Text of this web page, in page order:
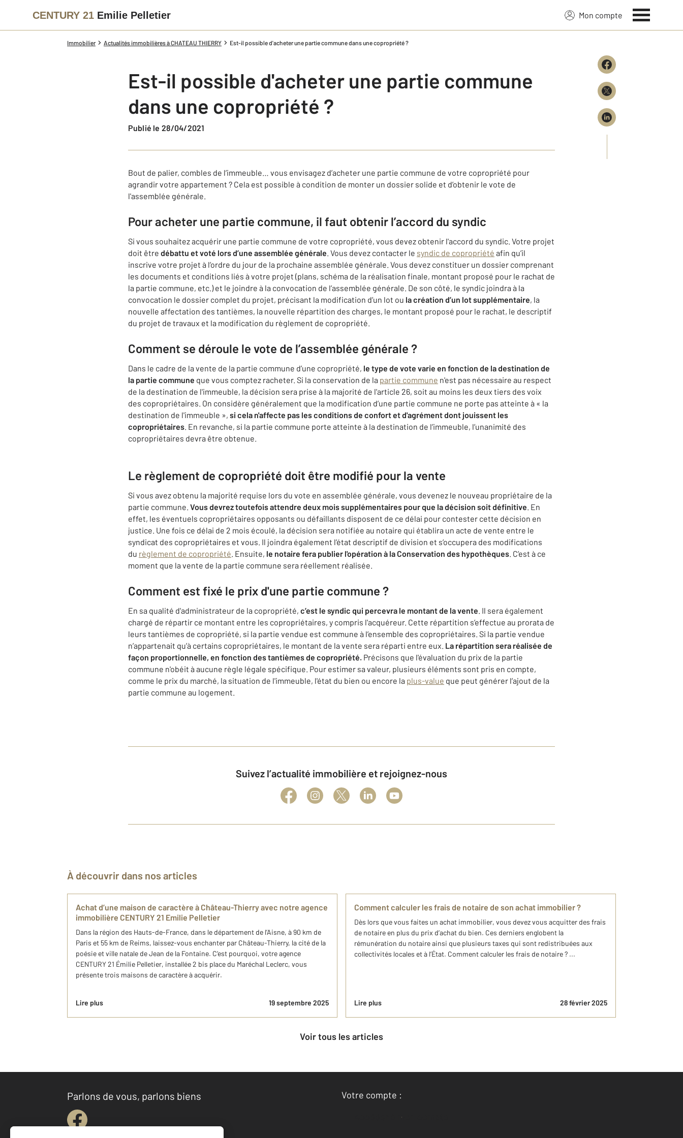
CENTURY 21 Emilie Pelletier Mon compte
Immobilier Actualités immobilières à CHATEAU THIERRY Est-il possible d'acheter une partie commune dans une copropriété ?
Est-il possible d'acheter une partie commune
dans une copropriété ?
Publié le 28/04/2021
Bout de palier, combles de l’immeuble… vous envisagez d’acheter une partie commune de votre copropriété pour
agrandir votre appartement ? Cela est possible à condition de monter un dossier solide et d’obtenir le vote de
l'assemblée générale.
Pour acheter une partie commune, il faut obtenir l’accord du syndic
Si vous souhaitez acquérir une partie commune de votre copropriété, vous devez obtenir l'accord du syndic. Votre projet
doit être débattu et voté lors d’une assemblée générale. Vous devez contacter le syndic de copropriété afin qu’il
inscrive votre projet à l’ordre du jour de la prochaine assemblée générale. Vous devez constituer un dossier comprenant
les documents et conditions liés à votre projet (plans, schéma de la réalisation finale, montant proposé pour le rachat de
la partie commune, etc.) et le joindre à la convocation de l’assemblée générale. De son côté, le syndic joindra à la
convocation le dossier complet du projet, précisant la modification d’un lot ou la création d’un lot supplémentaire, la
nouvelle affectation des tantièmes, la nouvelle répartition des charges, le montant proposé pour le rachat, le descriptif
du projet de travaux et la modification du règlement de copropriété.
Comment se déroule le vote de l’assemblée générale ?
Dans le cadre de la vente de la partie commune d’une copropriété, le type de vote varie en fonction de la destination de
la partie commune que vous comptez racheter. Si la conservation de la partie commune n'est pas nécessaire au respect
de la destination de l'immeuble, la décision sera prise à la majorité de l'article 26, soit au moins les deux tiers des voix
des copropriétaires. On considère généralement que la modification d’une partie commune ne porte pas atteinte à « la
destination de l'immeuble », si cela n'affecte pas les conditions de confort et d'agrément dont jouissent les
copropriétaires. En revanche, si la partie commune porte atteinte à la destination de l’immeuble, l’unanimité des
copropriétaires devra être obtenue.
Le règlement de copropriété doit être modifié pour la vente
Si vous avez obtenu la majorité requise lors du vote en assemblée générale, vous devenez le nouveau propriétaire de la
partie commune. Vous devrez toutefois attendre deux mois supplémentaires pour que la décision soit définitive. En
effet, les éventuels copropriétaires opposants ou défaillants disposent de ce délai pour contester cette décision en
justice. Une fois ce délai de 2 mois écoulé, la décision sera notifiée au notaire qui établira un acte de vente entre le
syndicat des copropriétaires et vous. Il joindra également l’état descriptif de division et s’occupera des modifications
du règlement de copropriété. Ensuite, le notaire fera publier l'opération à la Conservation des hypothèques. C’est à ce
moment que la vente de la partie commune sera réellement réalisée.
Comment est fixé le prix d'une partie commune ?
En sa qualité d'administrateur de la copropriété, c’est le syndic qui percevra le montant de la vente. Il sera également
chargé de répartir ce montant entre les copropriétaires, y compris l'acquéreur. Cette répartition s’effectue au prorata de
leurs tantièmes de copropriété, si la partie vendue est commune à l’ensemble des copropriétaires. Si la partie vendue
n’appartenait qu’à certains copropriétaires, le montant de la vente sera réparti entre eux. La répartition sera réalisée de
façon proportionnelle, en fonction des tantièmes de copropriété. Précisons que l'évaluation du prix de la partie
commune n'obéit à aucune règle légale spécifique. Pour estimer sa valeur, plusieurs éléments sont pris en compte,
comme le prix du marché, la situation de l'immeuble, l'état du bien ou encore la plus-value que peut générer l’ajout de la
partie commune au logement.
Suivez l’actualité immobilière et rejoignez-nous
À découvrir dans nos articles
Achat d’une maison de caractère à Château-Thierry avec notre agence
immobilière CENTURY 21 Emilie Pelletier
Dans la région des Hauts-de-France, dans le département de l’Aisne, à 90 km de
Paris et 55 km de Reims, laissez-vous enchanter par Château-Thierry, la cité de la
poésie et ville natale de Jean de la Fontaine. C’est pourquoi, votre agence
CENTURY 21 Émilie Pelletier, installée 2 bis place du Maréchal Leclerc, vous
présente trois maisons de caractère à acquérir.
Lire plus 19 septembre 2025
Comment calculer les frais de notaire de son achat immobilier ?
Dès lors que vous faites un achat immobilier, vous devez vous acquitter des frais
de notaire en plus du prix d’achat du bien. Ces derniers englobent la
rémunération du notaire ainsi que plusieurs taxes qui sont redistribuées aux
collectivités locales et à l’État. Comment calculer les frais de notaire ? ...
Lire plus 28 février 2025
Voir tous les articles
Parlons de vous, parlons biens
Votre compte :
Accéder à mon compte